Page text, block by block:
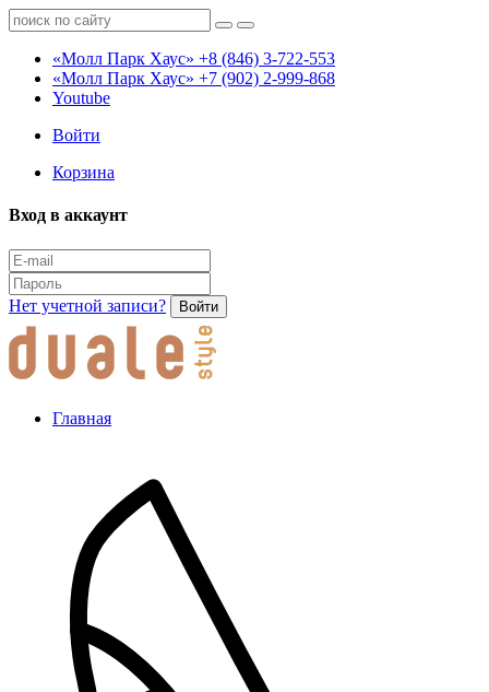
«Молл Парк Хаус» +8 (846) 3-722-553
«Молл Парк Хаус» +7 (902) 2-999-868
Youtube
Войти
Корзина
Вход в аккаунт
Нет учетной записи? Войти
Главная